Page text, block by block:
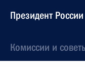
Президент России
Комиссии и